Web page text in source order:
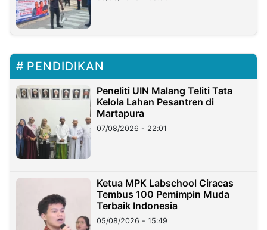
PENDIDIKAN
Peneliti UIN Malang Teliti Tata
Kelola Lahan Pesantren di
Martapura
07/08/2026 - 22:01
Ketua MPK Labschool Ciracas
Tembus 100 Pemimpin Muda
Terbaik Indonesia
05/08/2026 - 15:49